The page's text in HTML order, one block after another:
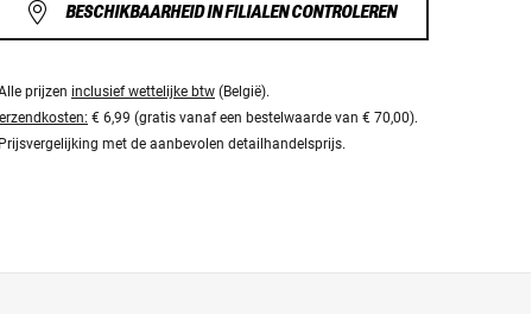
BESCHIKBAARHEID IN FILIALEN CONTROLEREN
prijzen inclusief wettelijke btw (België).
€ 6,99 (gratis vanaf een bestelwaarde van € 70,00).
Prijsvergelijking met de aanbevolen detailhandelsprijs.